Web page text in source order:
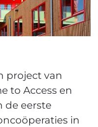
project van
to Access en
de eerste
in